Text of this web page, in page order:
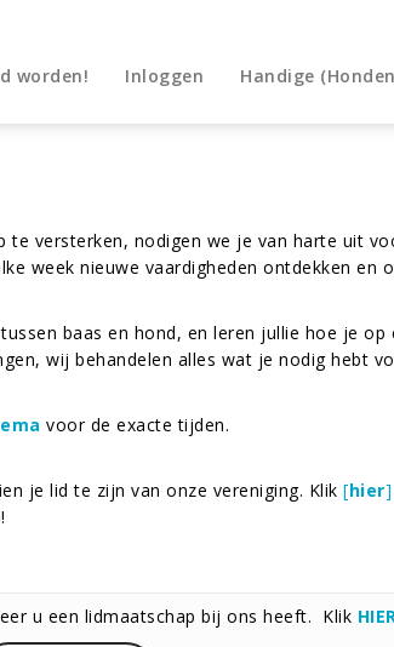
worden! Inloggen Handige
versterken, nodigen we je van harte uit
week nieuwe vaardigheden ontdekken en
baas en hond, en leren jullie hoe je
wij behandelen alles wat je nodig hebt
voor de exacte tijden.
je lid te zijn van onze vereniging. Klik [hier]
u een lidmaatschap bij ons heeft. Klik